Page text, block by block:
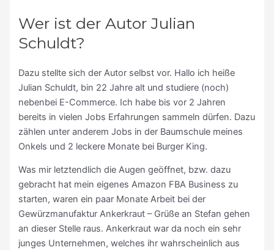
Wer ist der Autor Julian
Schuldt?
Dazu stellte sich der Autor selbst vor. Hallo ich heiße
Julian Schuldt, bin 22 Jahre alt und studiere (noch)
nebenbei E-Commerce. Ich habe bis vor 2 Jahren
bereits in vielen Jobs Erfahrungen sammeln dürfen. Dazu
zählen unter anderem Jobs in der Baumschule meines
Onkels und 2 leckere Monate bei Burger King.
Was mir letztendlich die Augen geöffnet, bzw. dazu
gebracht hat mein eigenes Amazon FBA Business zu
starten, waren ein paar Monate Arbeit bei der
Gewürzmanufaktur Ankerkraut – Grüße an Stefan gehen
an dieser Stelle raus. Ankerkraut war da noch ein sehr
junges Unternehmen, welches ihr wahrscheinlich aus